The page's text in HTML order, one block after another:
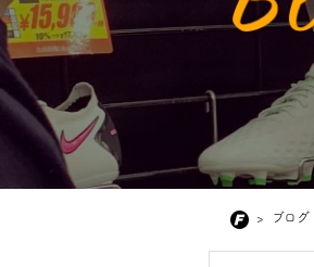
> ブログ